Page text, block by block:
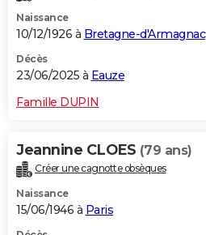
Naissance
10/12/1926 à Bretagne-d'Armagnac
Décès
23/06/2025 à Eauze
Famille DUPIN
Jeannine CLOES (79 ans)
Créer une cagnotte obsèques
Naissance
15/06/1946 à Paris